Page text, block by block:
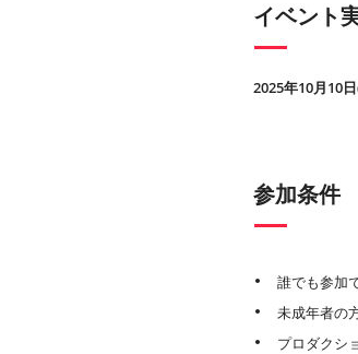
イベント
2025年10月10
参加条件
誰でも参加
未成年者の
プロダクシ